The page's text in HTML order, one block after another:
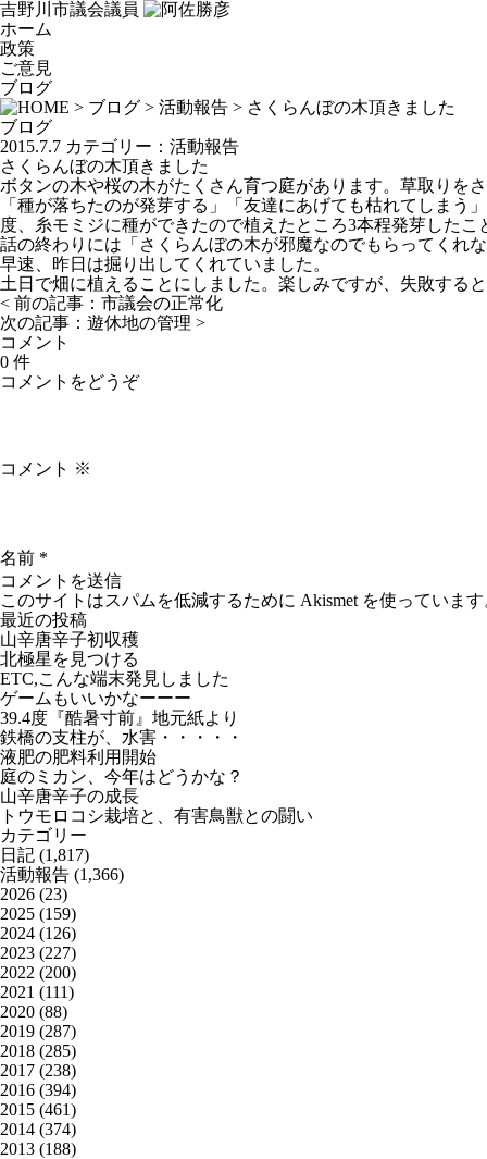
吉野川市議会議員
ホーム
政策
ご意見
ブログ
> ブログ > 活動報告 > さくらんぼの木頂きました
ブログ
2015.7.7 カテゴリー： 活動報告
さくらんぼの木頂きました
ボタンの木や桜の木がたくさん育つ庭があります。草取りを
「種が落ちたのが発芽する」「友達にあげても枯れてしま
度、糸モミジに種ができたので植えたところ3本程発芽した
話の終わりには「さくらんぼの木が邪魔なのでもらってくれ
早速、昨日は掘り出してくれていました。
土日で畑に植えることにしました。楽しみですが、失敗する
< 前の記事： 市議会の正常化
次の記事： 遊休地の管理 >
コメント
0 件
コメントをどうぞ
コメント ※
名前 *
このサイトはスパムを低減するために Akismet を使っていま
最近の投稿
山辛唐辛子初収穫
北極星を見つける
ETC,こんな端末発見しました
ゲームもいいかなーーー
39.4度『酷暑寸前』地元紙より
鉄橋の支柱が、水害・・・・・
液肥の肥料利用開始
庭のミカン、今年はどうかな？
山辛唐辛子の成長
トウモロコシ栽培と、有害鳥獣との闘い
カテゴリー
日記 (1,817)
活動報告 (1,366)
2026 (23)
2025 (159)
2024 (126)
2023 (227)
2022 (200)
2021 (111)
2020 (88)
2019 (287)
2018 (285)
2017 (238)
2016 (394)
2015 (461)
2014 (374)
2013 (188)